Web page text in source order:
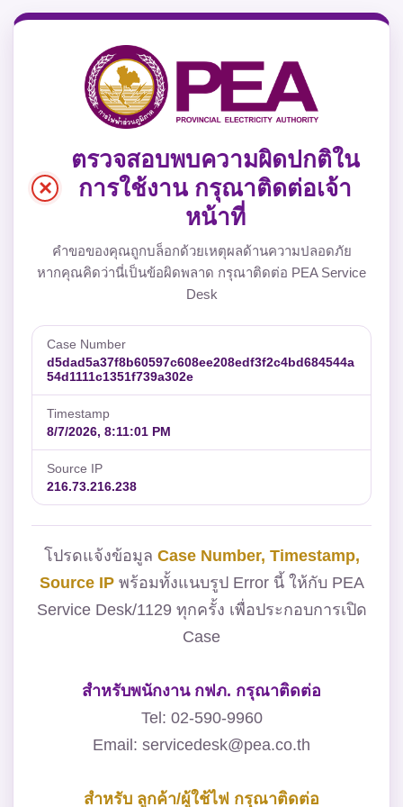
×
ตรวจสอบพบความผิดปกติใน
การใช้งาน กรุณาติดต่อเจ้า
หน้าที่
คำขอของคุณถูกบล็อกด้วยเหตุผลด้านความปลอดภัย
หากคุณคิดว่านี่เป็นข้อผิดพลาด กรุณาติดต่อ PEA Service
Desk
Case Number
d5dad5a37f8b60597c608ee208edf3f2c4bd684544a
54d1111c1351f739a302e
Timestamp
8/7/2026, 8:11:01 PM
Source IP
216.73.216.238
โปรดแจ้งข้อมูล Case Number, Timestamp,
Source IPพร้อมทั้งแนบรูป Error นี้ ให้กับ PEA
Service Desk/1129 ทุกครั้ง เพื่อประกอบการเปิด
Case
สำหรับพนักงาน กฟภ. กรุณาติดต่อ
Tel: 02-590-9960
Email: servicedesk@pea.co.th
สำหรับ ลูกค้า/ผู้ใช้ไฟ กรุณาติดต่อ